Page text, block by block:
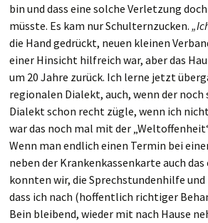
nach der Arbeit die
Wir üben den ersten
heimischen Wintersport
Wir üben Hausputz-
Schlusswort:
und hier noch mehr
„Organisatorisches“
bin und dass eine solche Verletzung
müsste. Es kam nur Schulternzucken.
die Hand gedrückt, neuen kleinen
einer Hinsicht hilfreich war, aber das
um 20 Jahre zurück. Ich lerne jetzt
regionalen Dialekt, auch, wenn der
Dialekt schon recht zügle, wenn ich
war das noch mal mit der
Wenn man endlich einen Termin bei
neben der Krankenkassenkarte auch
konnten wir, die Sprechstundenhilfe
dass ich nach (hoffentlich richtiger
Bein bleibend, wieder mit nach Hause